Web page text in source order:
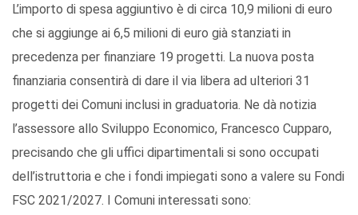
L’importo di spesa aggiuntivo è di circa 10,9 milioni di euro
che si aggiunge ai 6,5 milioni di euro già stanziati in
precedenza per finanziare 19 progetti. La nuova posta
finanziaria consentirà di dare il via libera ad ulteriori 31
progetti dei Comuni inclusi in graduatoria. Ne dà notizia
l’assessore allo Sviluppo Economico, Francesco Cupparo,
precisando che gli uffici dipartimentali si sono occupati
dell’istruttoria e che i fondi impiegati sono a valere su Fondi
FSC 2021/2027. I Comuni interessati sono: